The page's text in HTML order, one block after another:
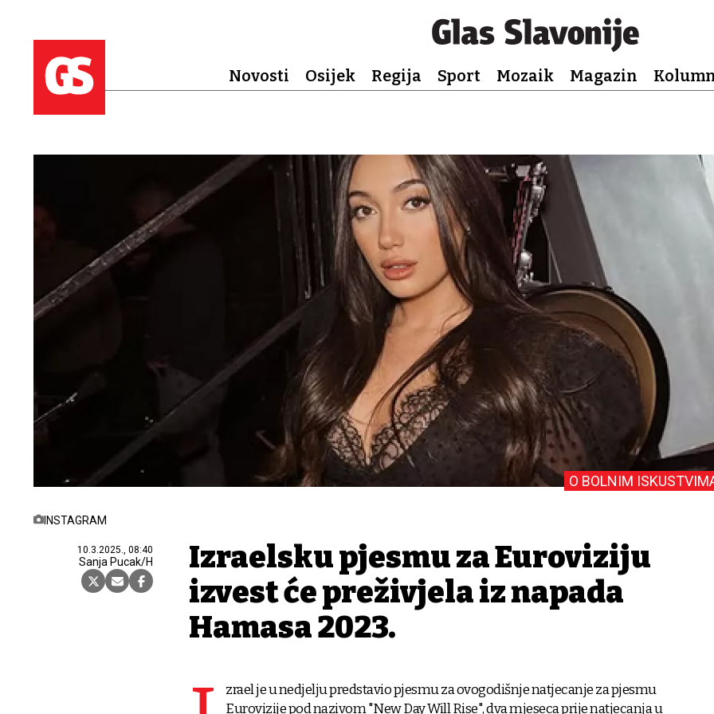
Novosti Osijek Regija Sport Mozaik Magazin
INSTAGRAM
10.3.2025., 08:40
Sanja Pucak/H
O BOLNIM
Izraelsku pjesmu za Euroviziju
izvest će preživjela iz napada
Hamasa 2023.
zrael je u nedjelju predstavio pjesmu za ovogodišnje natjecanje za pjesmu
Eurovizije pod nazivom "New Day Will Rise", dva mjeseca prije natjecanja u